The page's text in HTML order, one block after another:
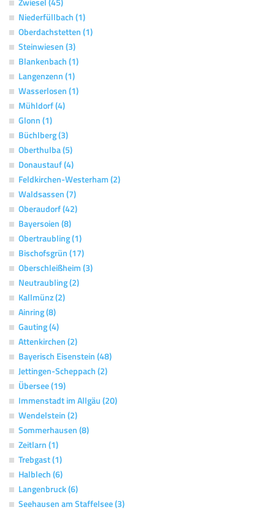
Niederfüllbach (1)
Oberdachstetten (1)
Steinwiesen (3)
Blankenbach (1)
Langenzenn (1)
Wasserlosen (1)
Mühldorf (4)
Glonn (1)
Büchlberg (3)
Oberthulba (5)
Donaustauf (4)
Feldkirchen-Westerham (2)
Waldsassen (7)
Oberaudorf (42)
Bayersoien (8)
Obertraubling (1)
Bischofsgrün (17)
Oberschleißheim (3)
Neutraubling (2)
Kallmünz (2)
Ainring (8)
Gauting (4)
Attenkirchen (2)
Bayerisch Eisenstein (48)
Jettingen-Scheppach (2)
Übersee (19)
Immenstadt im Allgäu (20)
Wendelstein (2)
Sommerhausen (8)
Zeitlarn (1)
Trebgast (1)
Halblech (6)
Langenbruck (6)
Seehausen am Staffelsee (3)